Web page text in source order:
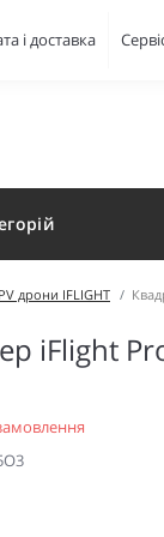
і доставка
дрони IFLIGHT
iFlight